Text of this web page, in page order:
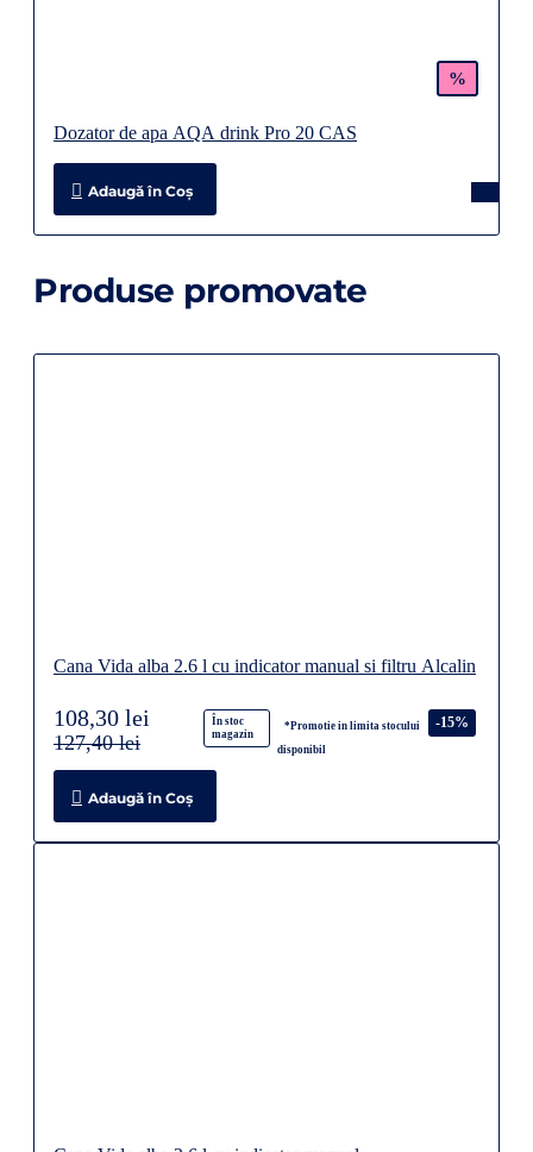
%
Dozator de apa AQA drink Pro 20 CAS
Adaugă în Coş
Produse promovate
Cana Vida alba 2.6 l cu indicator manual si filtru Alcalin
În stoc
magazin
*Promotie in limita stocului
disponibil
-15%
108,30 lei
127,40 lei
Adaugă în Coş